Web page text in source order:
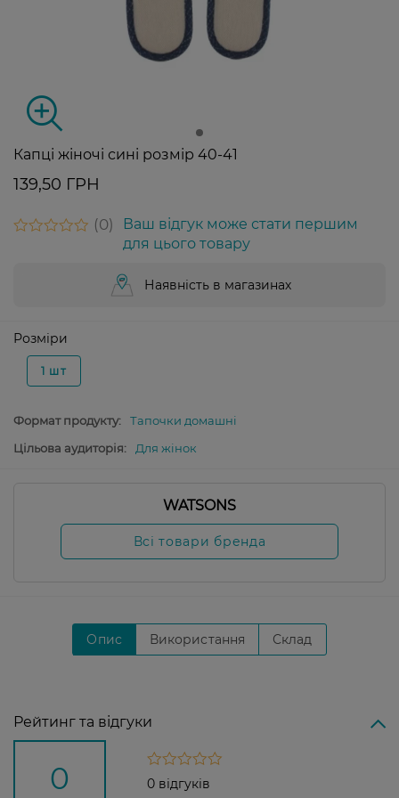
Капці жіночі сині розмір 40-41
139,50 ГРН
0
Ваш відгук може стати першим
для цього товару
Наявність в магазинах
Розміри
1 шт
Формат продукту:
Тапочки домашні
Цільова аудиторія:
Для жінок
WATSONS
Всі товари бренда
Опис Використання Склад
Рейтинг та відгуки
0 0 відгуків